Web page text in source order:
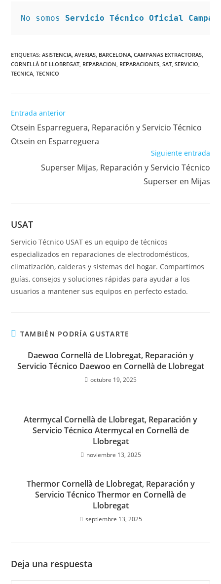
No somos Servicio Técnico Oficial
ETIQUETAS:ASISTENCIA, AVERIAS, BARCELONA, CAMPANAS EXTRACTORAS,
CORNELLÀ DE LLOBREGAT, REPARACION, REPARACIONES, SAT, SERVICIO,
TECNICA, TECNICO
Leer
artículos
Entrada anterior
Otsein Esparreguera, Reparación y Servicio Técnico
Otsein en Esparreguera
Siguiente entrada
Superser Mijas, Reparación y Servicio Técnico
Superser en Mijas
USAT
Servicio Técnico USAT es un equipo de técnicos
especializados en reparaciones de electrodomésticos,
climatización, calderas y sistemas del hogar. Compartimos
guías, consejos y soluciones rápidas para ayudar a los
usuarios a mantener sus equipos en perfecto estado.
TAMBIÉN PODRÍA GUSTARTE
Daewoo Cornellà de Llobregat, Reparación y
Servicio Técnico Daewoo en Cornellà de Llobregat
octubre 19, 2025
Atermycal Cornellà de Llobregat, Reparación y
Servicio Técnico Atermycal en Cornellà de
Llobregat
noviembre 13, 2025
Thermor Cornellà de Llobregat, Reparación y
Servicio Técnico Thermor en Cornellà de
Llobregat
septiembre 13, 2025
Deja una respuesta